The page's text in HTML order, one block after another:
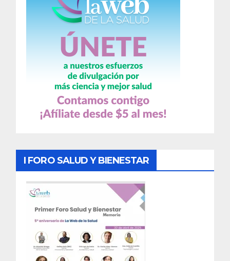
I FORO SALUD Y BIENESTAR